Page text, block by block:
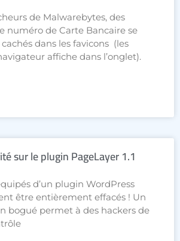
de Malwarebytes, des
numéro de Carte Bancaire se
dans les favicons (les
affiche dans l’onglet).
sur le plugin PageLayer 1.1
d’un plugin WordPress
être entièrement effacés ! Un
bogué permet à des hackers de